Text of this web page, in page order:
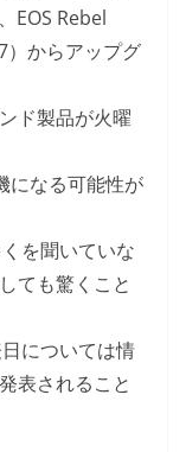
EOS Rebel
）からアップグ
ド製品が火曜
になる可能性が
を聞いていな
ても驚くこと
については情
表されること